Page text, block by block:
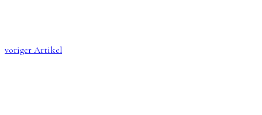
voriger Artikel